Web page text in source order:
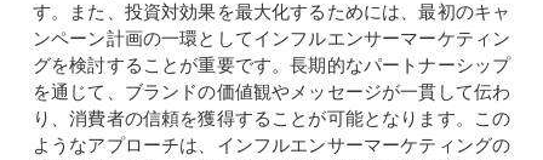
す。また、投資対効果を最大化するためには、最初のキャ
ンペーン計画の一環としてインフルエンサーマーケティン
グを検討することが重要です。長期的なパートナーシップ
を通じて、ブランドの価値観やメッセージが一貫して伝わ
り、消費者の信頼を獲得することが可能となります。この
ようなアプローチは、インフルエンサーマーケティングの